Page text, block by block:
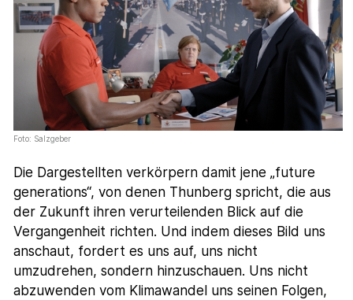
Foto: Salzgeber
Die Dargestellten verkörpern damit jene „future
generations“, von denen Thunberg spricht, die aus
der Zukunft ihren verurteilenden Blick auf die
Vergangenheit richten. Und indem dieses Bild uns
anschaut, fordert es uns auf, uns nicht
umzudrehen, sondern hinzuschauen. Uns nicht
abzuwenden vom Klimawandel uns seinen Folgen,